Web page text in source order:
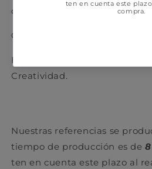
caucho natural.
Cosidos & vulcanizados💥
Hecho a mano en Santander
Creatividad.
Nuestras referencias se
tiempo de producción es de
ten en cuenta este plazo al